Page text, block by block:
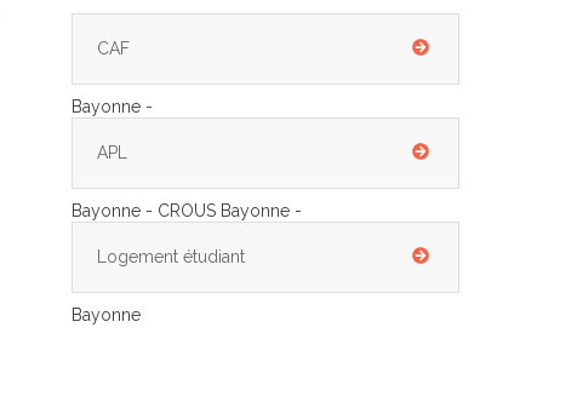
CAF
Bayonne -
APL
Bayonne - CROUS Bayonne -
Logement étudiant
Bayonne